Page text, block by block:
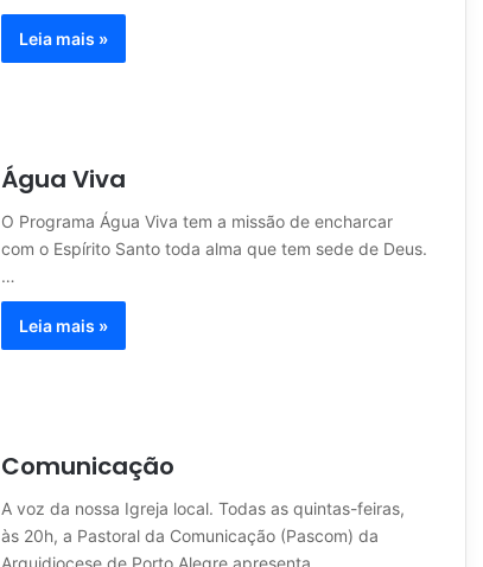
Leia mais »
Água Viva
O Programa Água Viva tem a missão de encharcar
com o Espírito Santo toda alma que tem sede de Deus.
…
Leia mais »
Comunicação
A voz da nossa Igreja local. Todas as quintas-feiras,
às 20h, a Pastoral da Comunicação (Pascom) da
Arquidiocese de Porto Alegre apresenta…